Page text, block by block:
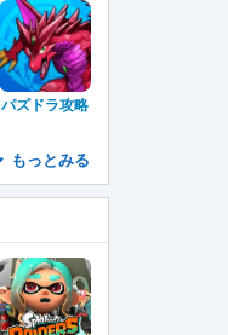
パズドラ攻略
もっとみる